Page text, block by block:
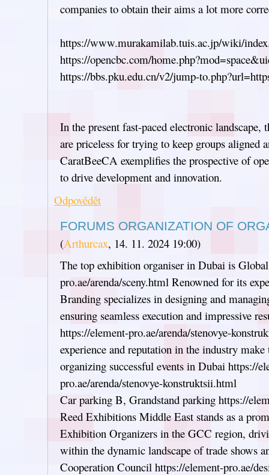
companies to obtain their aims a lot more
https://www.murakamilab.tuis.ac.jp/wiki/
https://opencbc.com/
https://bbs.pku.edu.cn/v2/jump-
In the present fast-paced electronic landscape,
are priceless for trying to keep groups aligned
CaratBeeCA exemplifies the prospective of
to drive development and innovation.
Odpovědět
FORUMS ORGANIZATION OF
(Arthurcax, 14. 11. 2024 19:00)
The top exhibition organiser in Dubai is
pro.ae/arenda/sceny.html Renowned for its
Branding specializes in designing and
ensuring seamless execution and impressive
https://element-pro.ae/arenda/stenovye-
experience and reputation in the industry
organizing successful events in Dubai https://
pro.ae/arenda/stenovye-konstruktsii.html
Car parking B, Grandstand parking https://
Reed Exhibitions Middle East stands as a
Exhibition Organizers in the GCC region,
within the dynamic landscape of trade shows
Cooperation Council https://element-pro.ae/